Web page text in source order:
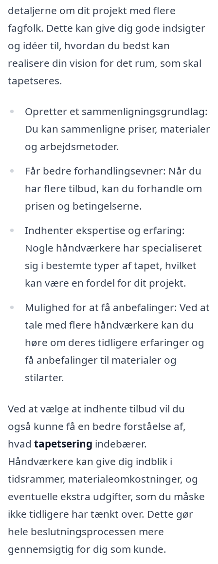
detaljerne om dit projekt med flere
fagfolk. Dette kan give dig gode indsigter
og idéer til, hvordan du bedst kan
realisere din vision for det rum, som skal
tapetseres.
Opretter et sammenligningsgrundlag:
Du kan sammenligne priser, materialer
og arbejdsmetoder.
Får bedre forhandlingsevner: Når du
har flere tilbud, kan du forhandle om
prisen og betingelserne.
Indhenter ekspertise og erfaring:
Nogle håndværkere har specialiseret
sig i bestemte typer af tapet, hvilket
kan være en fordel for dit projekt.
Mulighed for at få anbefalinger: Ved at
tale med flere håndværkere kan du
høre om deres tidligere erfaringer og
få anbefalinger til materialer og
stilarter.
Ved at vælge at indhente tilbud vil du
også kunne få en bedre forståelse af,
hvad tapetsering indebærer.
Håndværkere kan give dig indblik i
tidsrammer, materialeomkostninger, og
eventuelle ekstra udgifter, som du måske
ikke tidligere har tænkt over. Dette gør
hele beslutningsprocessen mere
gennemsigtig for dig som kunde.